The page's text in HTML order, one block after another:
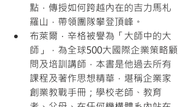
點，傳授如何跨越內在的吉力馬札
羅山，帶領團隊攀登頂峰。
布萊爾．辛格被譽為「大師中的大
師」，為全球500大國際企業策略顧
問及培訓講師，本書是他過去所有
課程及著作思想精華，堪稱企業家
創業教戰手冊；學校老師、教育